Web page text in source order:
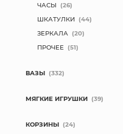
ЧАСЫ (26)
ШКАТУЛКИ (44)
ЗЕРКАЛА (20)
ПРОЧЕЕ (51)
ВАЗЫ (332)
МЯГКИЕ ИГРУШКИ (39)
КОРЗИНЫ (24)